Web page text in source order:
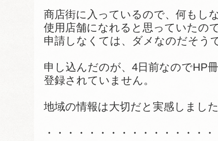
商店街に入っているので、何もし
使用店舗になれると思っていたの
申請しなくては、ダメなのだそう
申し込んだのが、4日前なのでHP
登録されていません。
地域の情報は大切だと実感しまし
・・・・・・・・・・・・・・・